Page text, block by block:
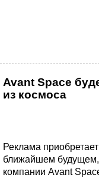
Avant Space
из космоса
Реклама
ближайшем будущем,
компании Avant